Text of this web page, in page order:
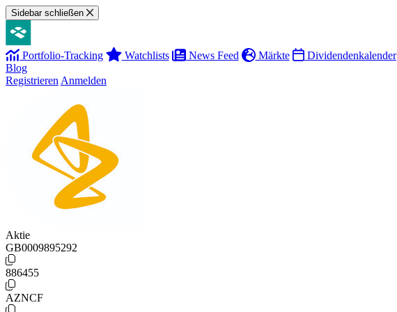
Sidebar schließen
Portfolio-Tracking Watchlists News Feed Märkte Dividendenkalender
Blog
Registrieren Anmelden
Aktie
GB0009895292
886455
AZNCF